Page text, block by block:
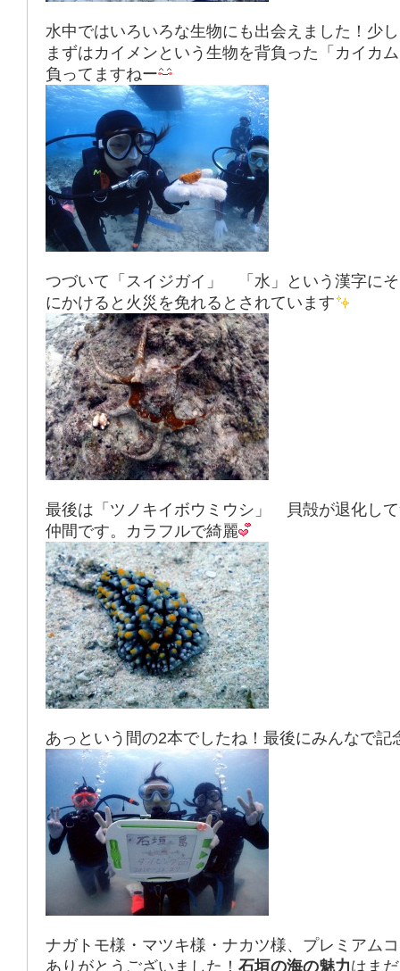
水中ではいろいろな生物にも出会えました！少
まずはカイメンという生物を背負った「カイカ
負ってますねー
つづいて「スイジガイ」 「水」という漢字に
にかけると火災を免れるとされています
最後は「ツノキイボウミウシ」 貝殻が退化し
仲間です。カラフルで綺麗
あっという間の2本でしたね！最後にみんなで記
ナガトモ様・マツキ様・ナカツ様、プレミアム
ありがとうございました！ 石垣の海の魅力はま